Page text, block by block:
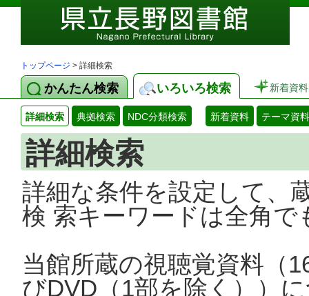
トップページ > 詳細検索
かんたん検索 いろいろ検索 新着資料
詳細検索 典拠検索 NDC分類検索 新着資料 テーマ資料
詳細検索
詳細な条件を設定して、
検 索キーワードは全角
当館所蔵の視聴覚資料（
びDVD（1部を除く））